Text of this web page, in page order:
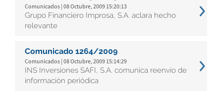
Comunicados | 08 Octubre, 2009 15:20:13
Grupo Financiero Improsa, S.A. aclara hecho
relevante
Comunicado 1264/2009
Comunicados | 08 Octubre, 2009 15:14:29
INS Inversiones SAFI, S.A. comunica reenvío de
información periódica